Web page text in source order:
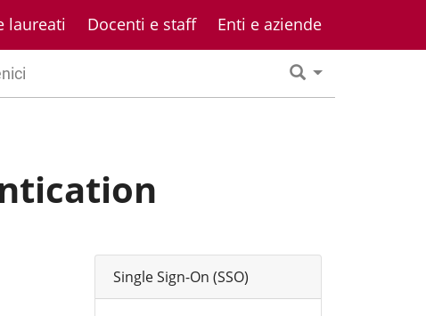
laureati Docenti e staff Enti e aziende
Single Sign-On (SSO)